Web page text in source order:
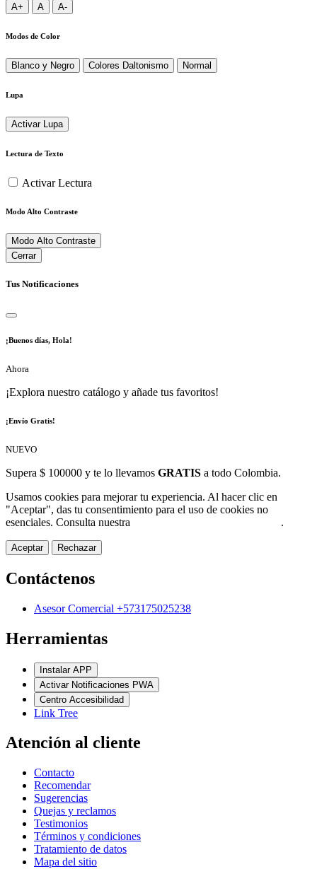
A+ A A-
Modos de Color
Blanco y Negro Colores Daltonismo Normal
Lupa
Activar Lupa
Lectura de Texto
Activar Lectura
Modo Alto Contraste
Modo Alto Contraste
Cerrar
Tus Notificaciones
¡Buenos días, Hola!
Ahora
¡Explora nuestro catálogo y añade tus favoritos!
¡Envío Gratis!
NUEVO
Supera $ 100000 y te lo llevamos GRATIS a todo Colombia.
Usamos cookies para mejorar tu experiencia. Al hacer clic en
"Aceptar", das tu consentimiento para el uso de cookies no
esenciales. Consulta nuestra
.
Aceptar Rechazar
Contáctenos
Asesor Comercial +573175025238
Herramientas
Instalar APP
Activar Notificaciones PWA
Centro Accesibilidad
Link Tree
Atención al cliente
Contacto
Recomendar
Sugerencias
Quejas y reclamos
Testimonios
Términos y condiciones
Tratamiento de datos
Mapa del sitio